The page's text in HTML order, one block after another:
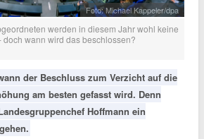
Foto: Michael Kappeler/dpa
werden in diesem Jahr wohl keine
doch wann wird das beschlossen?
der Beschluss zum Verzicht auf die
am besten gefasst wird. Denn
Hoffmann ein